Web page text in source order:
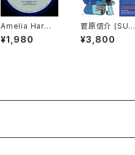
Amelia Harmo
ny, Ramon Ju
dah, Jah 93, S
¥1,980
菅原信介 (SUG
APLUE PROJE
CT) - LONES
¥3,800